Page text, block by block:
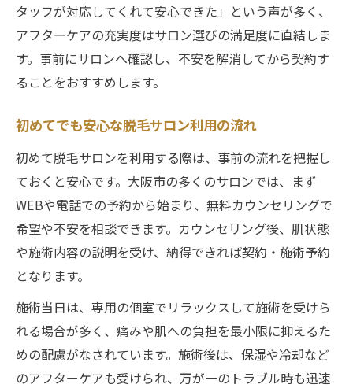
タッフが対応してくれて安心できた」という声が多く、
アフターケアの充実度はサロン選びの満足度に直結しま
す。事前にサロンへ確認し、不安を解消してから契約す
ることをおすすめします。
初めてでも安心な脱毛サロン利用の流れ
初めて脱毛サロンを利用する際は、事前の流れを把握し
ておくと安心です。大阪市の多くのサロンでは、まず
WEBや電話での予約から始まり、無料カウンセリングで
希望や不安を相談できます。カウンセリング後、肌状態
や施術内容の説明を受け、納得できれば契約・施術予約
となります。
施術当日は、専用の個室でリラックスして施術を受けら
れる場合が多く、痛みや肌への負担を最小限に抑えるた
めの配慮がなされています。施術後は、保湿や冷却など
のアフターケアも受けられ、万が一のトラブル時も迅速